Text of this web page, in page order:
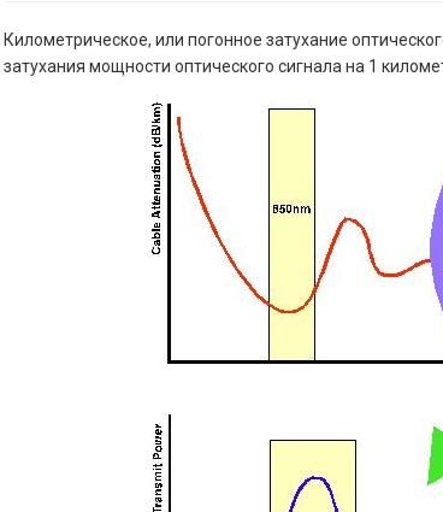
Километрическое, или погонное затухание
затухания мощности оптического сигнала на 1